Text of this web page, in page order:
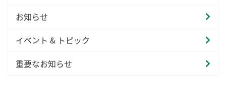
お知らせ
イベント & トピック
重要なお知らせ